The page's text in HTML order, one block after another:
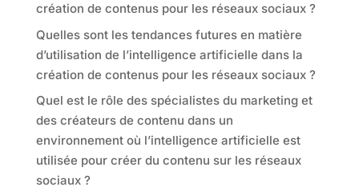
création de contenus pour les réseaux sociaux ?
Quelles sont les tendances futures en matière
d’utilisation de l’intelligence artificielle dans la
création de contenus pour les réseaux sociaux ?
Quel est le rôle des spécialistes du marketing et
des créateurs de contenu dans un
environnement où l’intelligence artificielle est
utilisée pour créer du contenu sur les réseaux
sociaux ?